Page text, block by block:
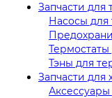
Запчасти для
Насосы для
Тэны для
Запчасти для